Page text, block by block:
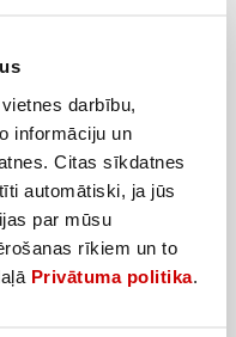
darbību,
informāciju un
Citas sīkdatnes
automātiski, ja jūs
par mūsu
rīkiem un to
Privātuma politika
OSIRIS 1.-2.kl. 12lapas